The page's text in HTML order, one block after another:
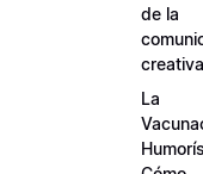
de la
creativa
La